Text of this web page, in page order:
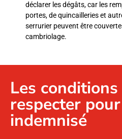
déclarer les dégâts, car les
portes, de quincailleries et
serrurier peuvent être
cambriolage.
Les conditions
respecter
indemnisé